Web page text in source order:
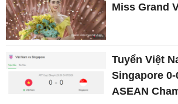
Miss Grand
Tuyển Việt
Singapore
ASEAN